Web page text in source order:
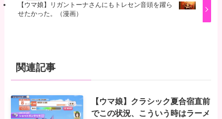
【ウマ娘】リガントーナさんにもトレセン音頭を躍ら
せたかった。（漫画）
関連記事
【ウマ娘】クラシック夏合宿直前
でこの状況、こういう時はラーメ